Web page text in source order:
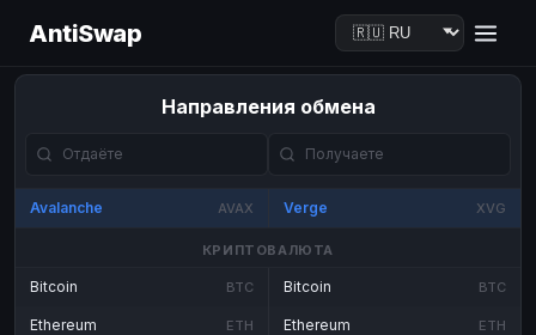
AntiSwap
Направления обмена
Avalanche AVAX Verge XVG
КРИПТОВАЛЮТА
Bitcoin BTC
Ethereum ETH
Bitcoin BTC
Ethereum ETH